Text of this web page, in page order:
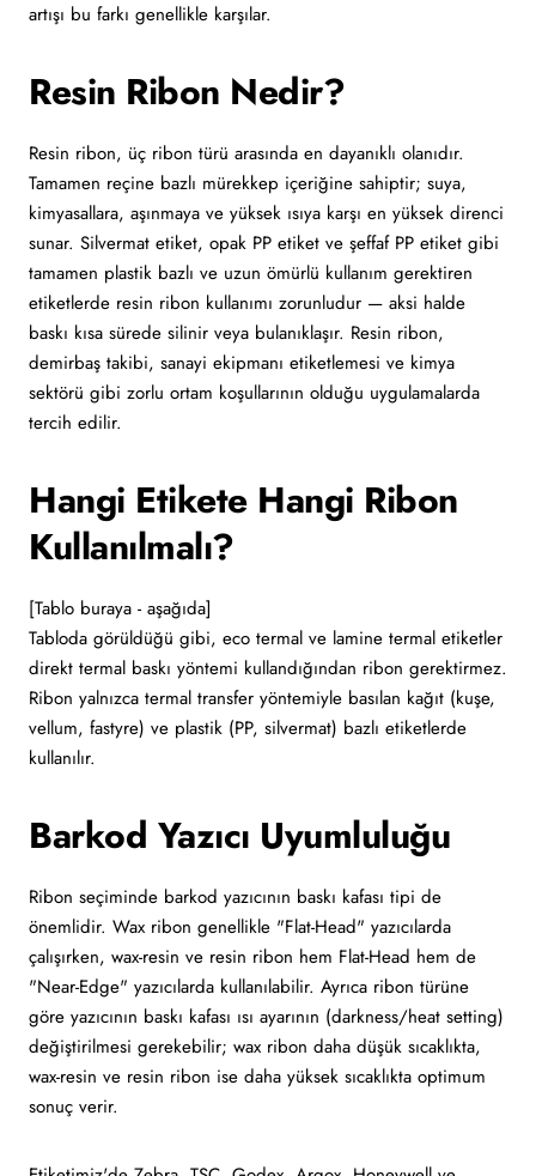
artışı bu farkı genellikle karşılar.
Resin Ribon Nedir?
Resin ribon, üç ribon türü arasında en dayanıklı olanıdır.
Tamamen reçine bazlı mürekkep içeriğine sahiptir; suya,
kimyasallara, aşınmaya ve yüksek ısıya karşı en yüksek direnci
sunar. Silvermat etiket, opak PP etiket ve şeffaf PP etiket gibi
tamamen plastik bazlı ve uzun ömürlü kullanım gerektiren
etiketlerde resin ribon kullanımı zorunludur — aksi halde
baskı kısa sürede silinir veya bulanıklaşır. Resin ribon,
demirbaş takibi, sanayi ekipmanı etiketlemesi ve kimya
sektörü gibi zorlu ortam koşullarının olduğu uygulamalarda
tercih edilir.
Hangi Etikete Hangi Ribon
Kullanılmalı?
[Tablo buraya - aşağıda]
Tabloda görüldüğü gibi, eco termal ve lamine termal etiketler
direkt termal baskı yöntemi kullandığından ribon gerektirmez.
Ribon yalnızca termal transfer yöntemiyle basılan kağıt (kuşe,
vellum, fastyre) ve plastik (PP, silvermat) bazlı etiketlerde
kullanılır.
Barkod Yazıcı Uyumluluğu
Ribon seçiminde barkod yazıcının baskı kafası tipi de
önemlidir. Wax ribon genellikle "Flat-Head" yazıcılarda
çalışırken, wax-resin ve resin ribon hem Flat-Head hem de
"Near-Edge" yazıcılarda kullanılabilir. Ayrıca ribon türüne
göre yazıcının baskı kafası ısı ayarının (darkness/heat setting)
değiştirilmesi gerekebilir; wax ribon daha düşük sıcaklıkta,
wax-resin ve resin ribon ise daha yüksek sıcaklıkta optimum
sonuç verir.